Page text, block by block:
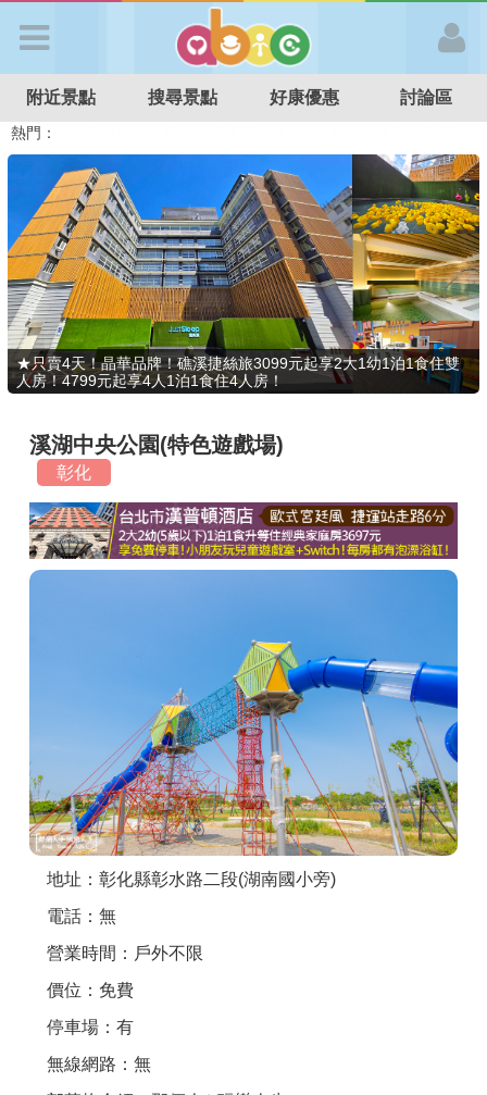
APP登入
首 頁
搜尋景點
好康優惠
最新消息
最新留言
商家合作
聯絡我們
APP下載
附近景點 搜尋景點 好康優惠 討論區
熱門：
特色遊戲場
親子住房優惠 台北親子餐廳 溫泉泡湯SPA
★只賣4天！晶華品牌！礁溪捷絲旅3099元起享2大1幼1泊1食住雙
人房！4799元起享4人1泊1食住4人房！
溪湖中央公園(特色遊戲場)
彰化
地址：彰化縣彰水路二段(湖南國小旁)
電話：無
營業時間：戶外不限
價位：免費
停車場：有
無線網路：無